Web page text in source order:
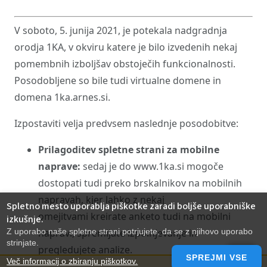
V soboto, 5. junija 2021, je potekala nadgradnja
orodja 1KA, v okviru katere je bilo izvedenih nekaj
pomembnih izboljšav obstoječih funkcionalnosti.
Posodobljene so bile tudi virtualne domene in
domena 1ka.arnes.si.
Izpostaviti velja predvsem naslednje posodobitve:
Prilagoditev spletne strani za mobilne
naprave: sedaj je do www.1ka.si mogoče
dostopati tudi preko brskalnikov na mobilnih
napravah, kjer lahko z nekaj
omejitvami kreirate anketo tudi na mobilni
napravi, spremljate izpolnjevanje in
pregledujete analize.
Spletno mesto uporablja piškotke zaradi boljše uporabniške
izkušnje.
Z uporabo naše spletne strani potrjujete, da se z njihovo uporabo
strinjate.
Več informacij o zbiranju piškotkov.
SPREJMI VSE